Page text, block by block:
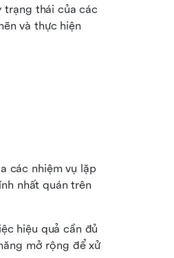
trạng thái của các
và thực hiện
các nhiệm vụ lặp
nhất quán trên
hiệu quả cần đủ
mở rộng để xử